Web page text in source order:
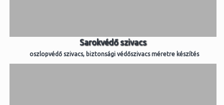
Sarokvédő szivacs
oszlopvédő szivacs, biztonsági védőszivacs méretre készítés